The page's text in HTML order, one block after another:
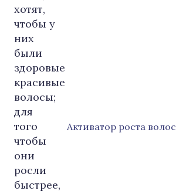
Активатор роста волос